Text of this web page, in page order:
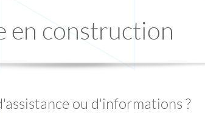
en construction
ou d'informations ?